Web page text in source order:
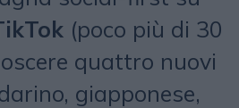
(poco più di 30
quattro nuovi
giapponese,